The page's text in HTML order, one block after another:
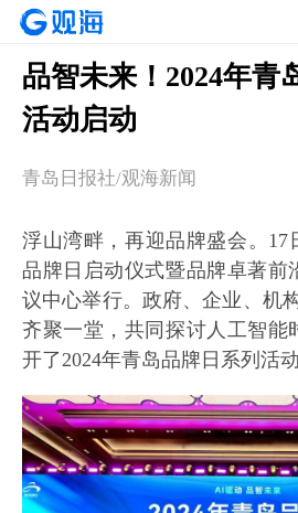
品智未来！2024年青
活动启动
青岛日报社/观海新闻
浮山湾畔，再迎品牌盛会。17
品牌日启动仪式暨品牌卓著前
议中心举行。政府、企业、机
齐聚一堂，共同探讨人工智能
开了2024年青岛品牌日系列活动